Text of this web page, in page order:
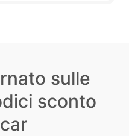
sulle
sconto